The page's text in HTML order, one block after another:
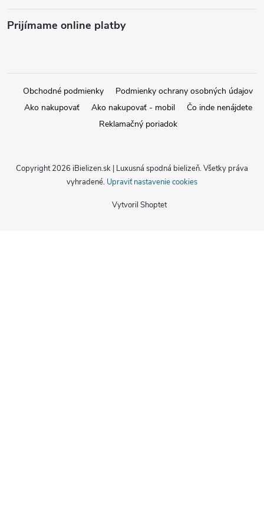
Prijímame online platby
Obchodné podmienky
Podmienky ochrany osobných údajov
Ako nakupovať
Ako nakupovať - mobil
Čo inde nenájdete
Reklamačný poriadok
Vytvoril Shoptet
Copyright 2026 iBielizen.sk | Luxusná spodná bielizeň. Všetky práva
vyhradené. Upraviť nastavenie cookies